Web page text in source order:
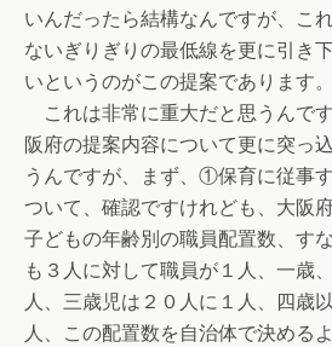
いんだったら結構なんですが、こ
ないぎりぎりの最低線を更に引き
いというのがこの提案であります。
これは非常に重大だと思うんで
阪府の提案内容について更に突っ
うんですが、まず、①保育に従事
ついて、確認ですけれども、大阪
子どもの年齢別の職員配置数、す
も３人に対して職員が１人、一歳
人、三歳児は２０人に１人、四歳
人、この配置数を自治体で決める